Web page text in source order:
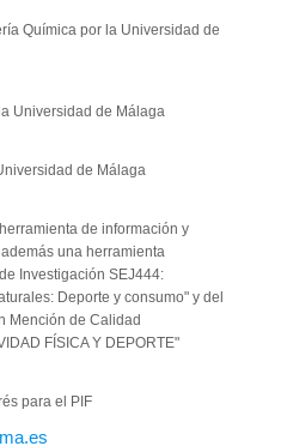
Química por la Universidad de
Universidad de Málaga
de Málaga
de información y
una herramienta
Investigación SEJ444:
Deporte y consumo" y del
Mención de Calidad
FÍSICA Y DEPORTE"
para el PIF